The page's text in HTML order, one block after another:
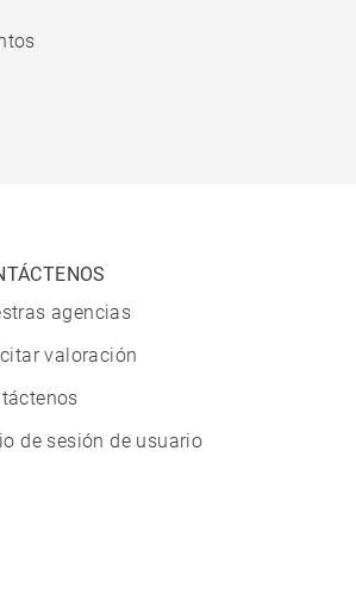
agencias
valoración
de sesión de usuario